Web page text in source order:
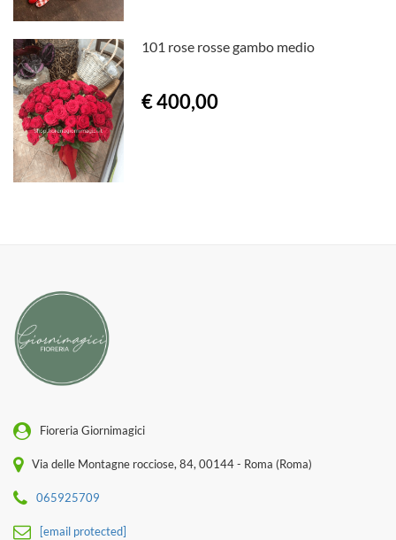
101 rose rosse gambo medio
€ 400,00
Fioreria Giornimagici
Via delle Montagne rocciose, 84, 00144 - Roma (Roma)
065925709
[email protected]